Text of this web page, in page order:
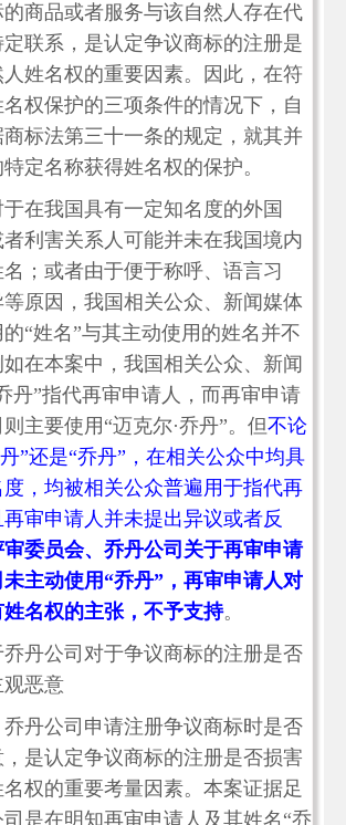
商品或者服务与该自然人存在代
联系，是认定争议商标的注册是
姓名权的重要因素。因此，在符
权保护的三项条件的情况下，自
标法第三十一条的规定，就其并
定名称获得姓名权的保护。
在我国具有一定知名度的外国
者利害关系人可能并未在我国境内
；或者由于便于称呼、语言习
原因，我国相关公众、新闻媒体
“姓名”与其主动使用的姓名并不
在本案中，我国相关公众、新闻
丹”指代再审申请人，而再审申请
主要使用“迈克尔·乔丹”。但不论
”还是“乔丹”，在相关公众中均具
，均被相关公众普遍用于指代再
审申请人并未提出异议或者反
委员会、乔丹公司关于再审申请
主动使用“乔丹”，再审申请人对
姓名权的主张，不予支持。
乔丹公司对于争议商标的注册是否
恶意
丹公司申请注册争议商标时是否
是认定争议商标的注册是否损害
权的重要考量因素。本案证据足
是在明知再审申请人及其姓名“乔